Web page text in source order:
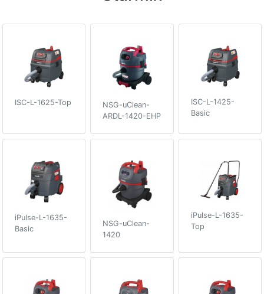
ISC-L-1625-Top
NSG-uClean-
ARDL-1420-EHP
ISC-L-1425-
Basic
iPulse-L-1635-
Basic
NSG-uClean-
1420
iPulse-L-1635-
Top